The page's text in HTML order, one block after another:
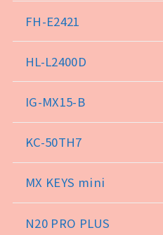
FH-E2421
HL-L2400D
IG-MX15-B
KC-50TH7
MX KEYS mini
N20 PRO PLUS